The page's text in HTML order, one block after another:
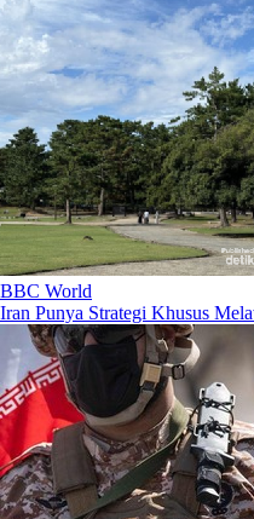
BBC World
Iran Punya Strategi Khusus